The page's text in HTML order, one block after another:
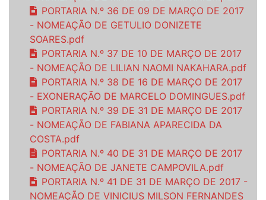
PORTARIA N.º 36 DE 09 DE MARÇO DE 2017
- NOMEAÇÃO DE GETULIO DONIZETE
SOARES.pdf
PORTARIA N.º 37 DE 10 DE MARÇO DE 2017
- NOMEAÇÃO DE LILIAN NAOMI NAKAHARA.pdf
PORTARIA N.º 38 DE 16 DE MARÇO DE 2017
- EXONERAÇÃO DE MARCELO DOMINGUES.pdf
PORTARIA N.º 39 DE 31 DE MARÇO DE 2017
- NOMEAÇÃO DE FABIANA APARECIDA DA
COSTA.pdf
PORTARIA N.º 40 DE 31 DE MARÇO DE 2017
- NOMEAÇÃO DE JANETE CAMPOVILA.pdf
PORTARIA N.º 41 DE 31 DE MARÇO DE 2017 -
NOMEAÇÃO DE VINICIUS MILSON FERNANDES